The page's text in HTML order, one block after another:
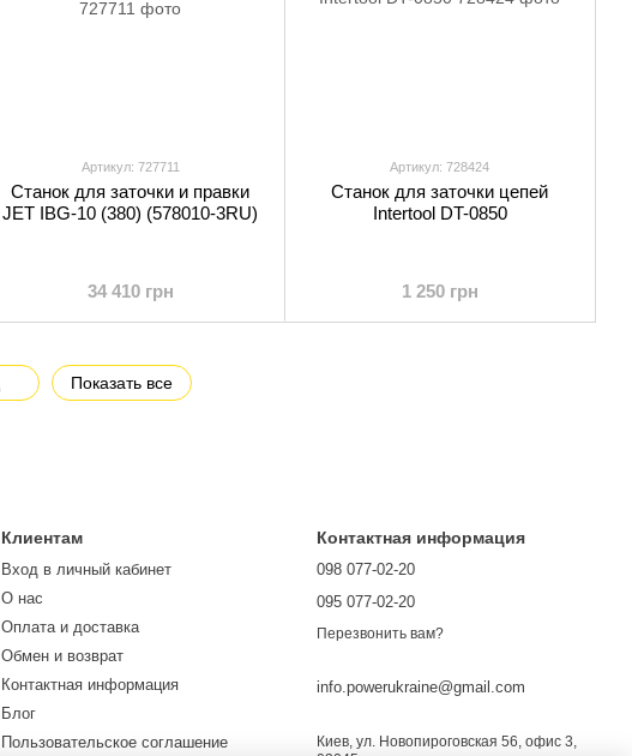
Артикул: 727711
Станок для заточки и правки
JET IBG-10 (380) (578010-3RU)
34 410 грн
Артикул: 728424
Станок для заточки цепей
Intertool DT-0850
1 250 грн
Показать все
Клиентам
Вход в личный кабинет
О нас
Оплата и доставка
Обмен и возврат
Контактная информация
Блог
Пользовательское соглашение
Контактная информация
098 077-02-20
095 077-02-20
Перезвонить вам?
info.powerukraine@gmail.com
Киев, ул. Новопироговская 56, офис 3,